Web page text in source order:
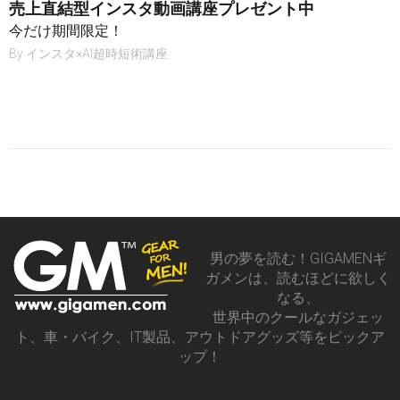
売上直結型インスタ動画講座プレゼント中
今だけ期間限定！
By インスタ×AI超時短術講座
男の夢を読む！GIGAMENギ
ガメンは、読むほどに欲しく
なる、
世界中のクールなガジェッ
ト、車・バイク、IT製品、アウトドアグッズ等をピックア
ップ！